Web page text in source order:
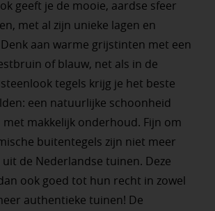
geeft je de mooie, aardse sfeer
met al zijn unieke lagen en
aan warme grijstinten met een
of blauw, net als in de
tegels krijg je het beste
een natuurlijke schoonheid
makkelijk onderhoud. Fijn om
buitentegels zijn niet meer
de Nederlandse tuinen. Deze
ook goed tot hun recht in zowel
authentieke tuinen! De